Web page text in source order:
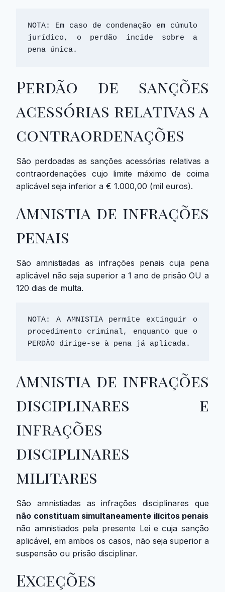
NOTA: Em caso de condenação em cúmulo
jurídico, o perdão incide sobre a
pena única.
Perdão de sanções
acessórias relativas a
contraordenações
São perdoadas as sanções acessórias relativas a
contraordenações cujo limite máximo de coima
aplicável seja inferior a € 1.000,00 (mil euros).
Amnistia de infrações
penais
São amnistiadas as infrações penais cuja pena
aplicável não seja superior a 1 ano de prisão OU a
120 dias de multa.
NOTA: A AMNISTIA permite extinguir o
procedimento criminal, enquanto que o
PERDÃO dirige-se à pena já aplicada.
Amnistia de infrações
disciplinares e
infrações
disciplinares
militares
São amnistiadas as infrações disciplinares que
não constituam simultaneamente ilícitos penais
não amnistiados pela presente Lei e cuja sanção
aplicável, em ambos os casos, não seja superior a
suspensão ou prisão disciplinar.
Exceções